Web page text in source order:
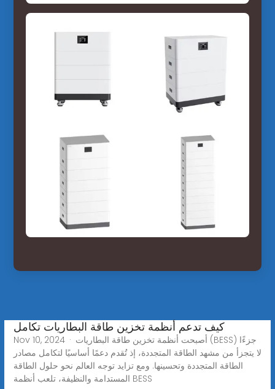
كيف تدعم أنظمة تخزين طاقة البطاريات تكامل
Nov 10, 2024 · أصبحت أنظمة تخزين طاقة البطاريات (BESS) جزءًا
لا يتجزأ من مشهد الطاقة المتجددة، إذ تُقدم دعمًا أساسيًا لتكامل مصادر
الطاقة المتجددة وتحسينها. ومع تزايد توجه العالم نحو حلول الطاقة
المستدامة والنظيفة، تلعب أنظمة BESS